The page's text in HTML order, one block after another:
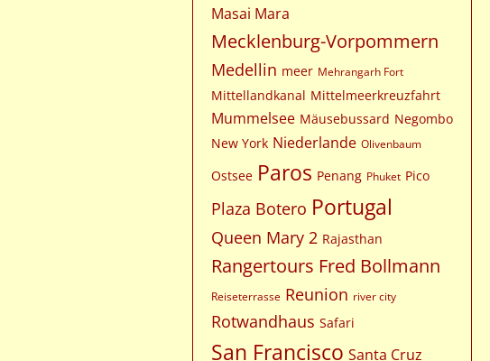
Masai Mara
Mecklenburg-Vorpommern
Medellin meer Mehrangarh Fort
Mittellandkanal Mittelmeerkreuzfahrt
Mummelsee Mäusebussard Negombo
New York Niederlande Olivenbaum
Ostsee Paros Penang Phuket Pico
Plaza Botero Portugal
Queen Mary 2 Rajasthan
Rangertours Fred Bollmann
Reiseterrasse Reunion river city
Rotwandhaus Safari
San Francisco Santa Cruz